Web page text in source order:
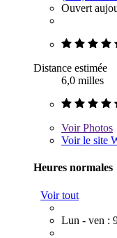
Ouvert
Distance estimée
6,0 milles
VoirPhotos
Voir le site
Heures normales
Voir tout
Lun - ven :